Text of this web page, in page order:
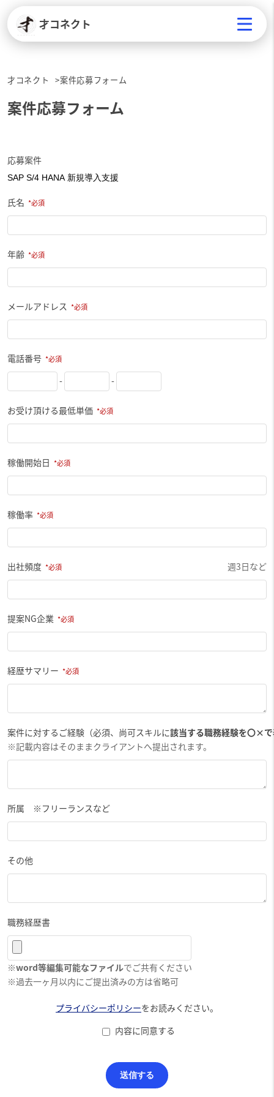
才コネクト
才コネクト 案件応募フォーム
案件応募フォーム
応募案件
氏名
年齢
メールアドレス
電話番号
-
-
お受け頂ける最低単価
稼働開始日
稼働率
出社頻度 週3日など
提案NG企業
経歴サマリー
案件に対するご経験（必須、尚可スキルに該当する職務経験を〇×
※記載内容はそのままクライアントへ提出されます。
所属 ※フリーランスなど
その他
職務経歴書
※word等編集可能なファイルでご共有ください
※過去一ヶ月以内にご提出済みの方は省略可
プライバシーポリシーをお読みください。
内容に同意する